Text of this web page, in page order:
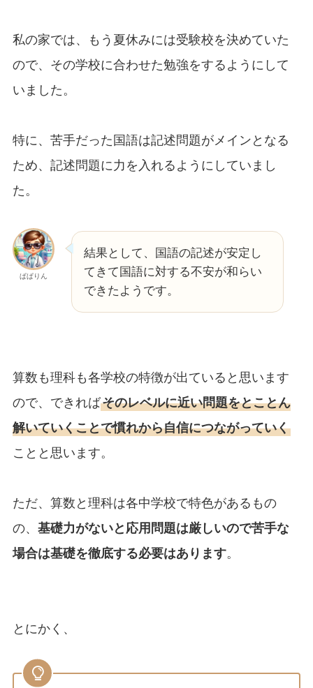
私の家では、もう夏休みには受験校を決めていた
ので、その学校に合わせた勉強をするようにして
いました。
特に、苦手だった国語は記述問題がメインとなる
ため、記述問題に力を入れるようにしていまし
た。
ぱぱりん
結果として、国語の記述が安定し
てきて国語に対する不安が和らい
できたようです。
算数も理科も各学校の特徴が出ていると思います
ので、できればそのレベルに近い問題をとことん
解いていくことで慣れから自信につながっていく
ことと思います。
ただ、算数と理科は各中学校で特色があるもの
の、 基礎力がないと応用問題は厳しいので苦手な
場合は基礎を徹底する必要はあります。
とにかく、